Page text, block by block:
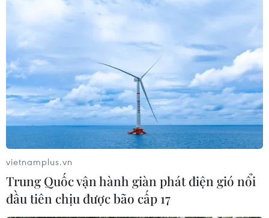
TIN LIÊN QUAN
Hệ thống phòng không Syria đánh chặn
vietnamplus.vn
Trung Quốc vận hành giàn phát điện gió nổi
đầu tiên chịu được bão cấp 17